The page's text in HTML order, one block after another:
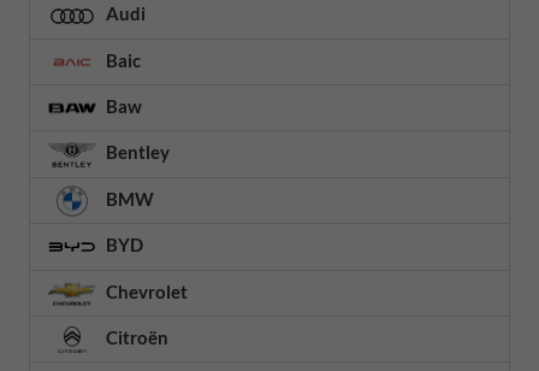
Audi
Baic
Baw
Bentley
BMW
BYD
Chevrolet
Citroën